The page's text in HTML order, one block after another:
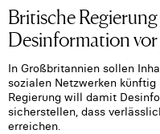
Britische
Desinformation vor
In Großbritannien sollen
sozialen Netzwerken
Regierung will damit
sicherstellen, dass
erreichen.